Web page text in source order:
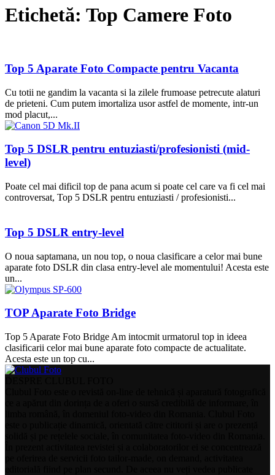
Etichetă: Top Camere Foto
Top 5 Aparate Foto Compacte pentru Vacanta
Cu totii ne gandim la vacanta si la zilele frumoase petrecute alaturi
de prieteni. Cum putem imortaliza usor astfel de momente, intr-un
mod placut,...
Top 5 DSLR pentru entuziasti/profesionisti (mid-
level)
Poate cel mai dificil top de pana acum si poate cel care va fi cel mai
controversat, Top 5 DSLR pentru entuziasti / profesionisti...
Top 5 DSLR entry-level
O noua saptamana, un nou top, o noua clasificare a celor mai bune
aparate foto DSLR din clasa entry-level ale momentului! Acesta este
un...
TOP Aparate Foto Bridge
Top 5 Aparate Foto Bridge Am intocmit urmatorul top in ideea
clasificarii celor mai bune aparate foto compacte de actualitate.
Acesta este un top cu...